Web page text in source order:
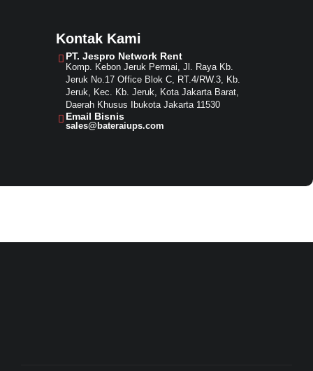
Kontak Kami
PT. Jespro Network Rent​
Komp. Kebon Jeruk Permai, Jl. Raya Kb.
Jeruk No.17 Office Blok C, RT.4/RW.3, Kb.
Jeruk, Kec. Kb. Jeruk, Kota Jakarta Barat,
Daerah Khusus Ibukota Jakarta 11530
Email Bisnis​
sales@bateraiups.com